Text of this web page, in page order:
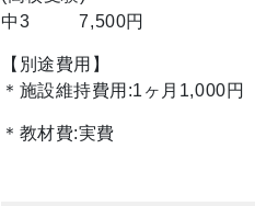
中3 7,500円
【別途費用】
＊施設維持費用:1ヶ月1,000円
＊教材費:実費